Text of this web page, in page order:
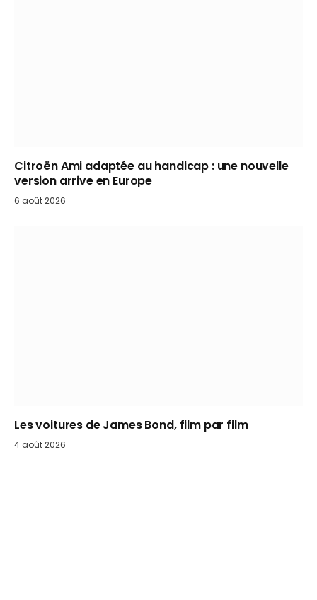
Citroën Ami adaptée au handicap : une nouvelle
version arrive en Europe
6 août 2026
Les voitures de James Bond, film par film
4 août 2026